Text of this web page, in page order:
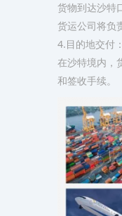
货物到达沙特
货运公司将负
4.目的地交付：
在沙特境内，
和签收手续。